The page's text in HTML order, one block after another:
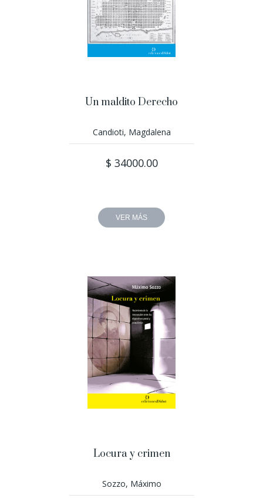
Un maldito Derecho
Candioti, Magdalena
$ 34000.00
VER MÁS
Locura y crimen
Sozzo, Máximo